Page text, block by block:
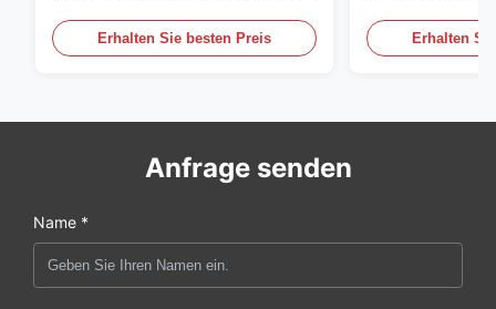
mm und einem Luftvolumen von
120000 m3/h entwickelt.
Erhalten Sie besten Preis Erhalten
Anfrage senden
Name *